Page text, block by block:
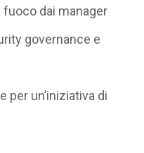
fuoco dai manager
governance e
per un’iniziativa di